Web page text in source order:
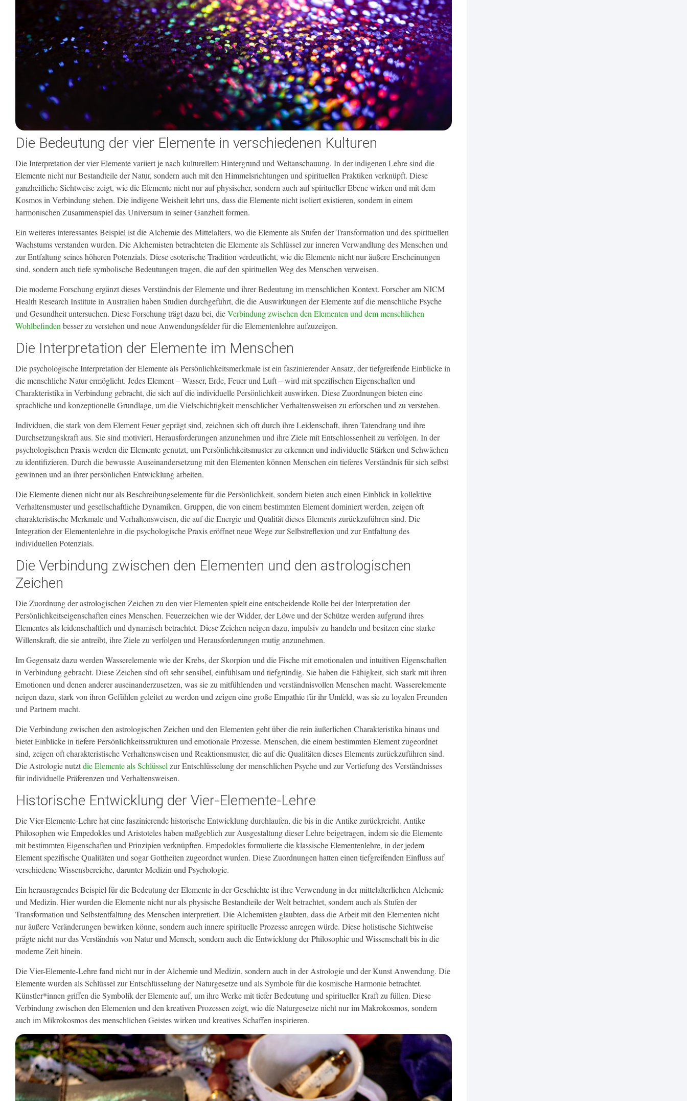
Die Bedeutung der vier Elemente in verschiedenen Kulturen
Die Interpretation der vier Elemente variiert je nach kulturellem Hintergrund und Weltanschauung. In der indigenen Lehre sind die
Elemente nicht nur Bestandteile der Natur, sondern auch mit den Himmelsrichtungen und spirituellen Praktiken verknüpft. Diese
ganzheitliche Sichtweise zeigt, wie die Elemente nicht nur auf physischer, sondern auch auf spiritueller Ebene wirken und mit dem
Kosmos in Verbindung stehen. Die indigene Weisheit lehrt uns, dass die Elemente nicht isoliert existieren, sondern in einem
harmonischen Zusammenspiel das Universum in seiner Ganzheit formen.
Ein weiteres interessantes Beispiel ist die Alchemie des Mittelalters, wo die Elemente als Stufen der Transformation und des spirituellen
Wachstums verstanden wurden. Die Alchemisten betrachteten die Elemente als Schlüssel zur inneren Verwandlung des Menschen und
zur Entfaltung seines höheren Potenzials. Diese esoterische Tradition verdeutlicht, wie die Elemente nicht nur äußere Erscheinungen
sind, sondern auch tiefe symbolische Bedeutungen tragen, die auf den spirituellen Weg des Menschen verweisen.
Die moderne Forschung ergänzt dieses Verständnis der Elemente und ihrer Bedeutung im menschlichen Kontext. Forscher am NICM
Health Research Institute in Australien haben Studien durchgeführt, die die Auswirkungen der Elemente auf die menschliche Psyche
und Gesundheit untersuchen. Diese Forschung trägt dazu bei, dieVerbindung zwischen den Elementen und dem menschlichen
Wohlbefindenbesser zu verstehen und neue Anwendungsfelder für die Elementenlehre aufzuzeigen.
Die Interpretation der Elemente im Menschen
Die psychologische Interpretation der Elemente als Persönlichkeitsmerkmale ist ein faszinierender Ansatz, der tiefgreifende Einblicke in
die menschliche Natur ermöglicht. Jedes Element – Wasser, Erde, Feuer und Luft – wird mit spezifischen Eigenschaften und
Charakteristika in Verbindung gebracht, die sich auf die individuelle Persönlichkeit auswirken. Diese Zuordnungen bieten eine
sprachliche und konzeptionelle Grundlage, um die Vielschichtigkeit menschlicher Verhaltensweisen zu erforschen und zu verstehen.
Individuen, die stark von dem Element Feuer geprägt sind, zeichnen sich oft durch ihre Leidenschaft, ihren Tatendrang und ihre
Durchsetzungskraft aus. Sie sind motiviert, Herausforderungen anzunehmen und ihre Ziele mit Entschlossenheit zu verfolgen. In der
psychologischen Praxis werden die Elemente genutzt, um Persönlichkeitsmuster zu erkennen und individuelle Stärken und Schwächen
zu identifizieren. Durch die bewusste Auseinandersetzung mit den Elementen können Menschen ein tieferes Verständnis für sich selbst
gewinnen und an ihrer persönlichen Entwicklung arbeiten.
Die Elemente dienen nicht nur als Beschreibungselemente für die Persönlichkeit, sondern bieten auch einen Einblick in kollektive
Verhaltensmuster und gesellschaftliche Dynamiken. Gruppen, die von einem bestimmten Element dominiert werden, zeigen oft
charakteristische Merkmale und Verhaltensweisen, die auf die Energie und Qualität dieses Elements zurückzuführen sind. Die
Integration der Elementenlehre in die psychologische Praxis eröffnet neue Wege zur Selbstreflexion und zur Entfaltung des
individuellen Potenzials.
Die Verbindung zwischen den Elementen und den astrologischen
Zeichen
Die Zuordnung der astrologischen Zeichen zu den vier Elementen spielt eine entscheidende Rolle bei der Interpretation der
Persönlichkeitseigenschaften eines Menschen. Feuerzeichen wie der Widder, der Löwe und der Schütze werden aufgrund ihres
Elementes als leidenschaftlich und dynamisch betrachtet. Diese Zeichen neigen dazu, impulsiv zu handeln und besitzen eine starke
Willenskraft, die sie antreibt, ihre Ziele zu verfolgen und Herausforderungen mutig anzunehmen.
Im Gegensatz dazu werden Wasserelemente wie der Krebs, der Skorpion und die Fische mit emotionalen und intuitiven Eigenschaften
in Verbindung gebracht. Diese Zeichen sind oft sehr sensibel, einfühlsam und tiefgründig. Sie haben die Fähigkeit, sich stark mit ihren
Emotionen und denen anderer auseinanderzusetzen, was sie zu mitfühlenden und verständnisvollen Menschen macht. Wasserelemente
neigen dazu, stark von ihren Gefühlen geleitet zu werden und zeigen eine große Empathie für ihr Umfeld, was sie zu loyalen Freunden
und Partnern macht.
Die Verbindung zwischen den astrologischen Zeichen und den Elementen geht über die rein äußerlichen Charakteristika hinaus und
bietet Einblicke in tiefere Persönlichkeitsstrukturen und emotionale Prozesse. Menschen, die einem bestimmten Element zugeordnet
sind, zeigen oft charakteristische Verhaltensweisen und Reaktionsmuster, die auf die Qualitäten dieses Elements zurückzuführen sind.
Die Astrologie nutztdie Elemente als Schlüsselzur Entschlüsselung der menschlichen Psyche und zur Vertiefung des Verständnisses
für individuelle Präferenzen und Verhaltensweisen.
Historische Entwicklung der Vier-Elemente-Lehre
Die Vier-Elemente-Lehre hat eine faszinierende historische Entwicklung durchlaufen, die bis in die Antike zurückreicht. Antike
Philosophen wie Empedokles und Aristoteles haben maßgeblich zur Ausgestaltung dieser Lehre beigetragen, indem sie die Elemente
mit bestimmten Eigenschaften und Prinzipien verknüpften. Empedokles formulierte die klassische Elementenlehre, in der jedem
Element spezifische Qualitäten und sogar Gottheiten zugeordnet wurden. Diese Zuordnungen hatten einen tiefgreifenden Einfluss auf
verschiedene Wissensbereiche, darunter Medizin und Psychologie.
Ein herausragendes Beispiel für die Bedeutung der Elemente in der Geschichte ist ihre Verwendung in der mittelalterlichen Alchemie
und Medizin. Hier wurden die Elemente nicht nur als physische Bestandteile der Welt betrachtet, sondern auch als Stufen der
Transformation und Selbstentfaltung des Menschen interpretiert. Die Alchemisten glaubten, dass die Arbeit mit den Elementen nicht
nur äußere Veränderungen bewirken könne, sondern auch innere spirituelle Prozesse anregen würde. Diese holistische Sichtweise
prägte nicht nur das Verständnis von Natur und Mensch, sondern auch die Entwicklung der Philosophie und Wissenschaft bis in die
moderne Zeit hinein.
Die Vier-Elemente-Lehre fand nicht nur in der Alchemie und Medizin, sondern auch in der Astrologie und der Kunst Anwendung. Die
Elemente wurden als Schlüssel zur Entschlüsselung der Naturgesetze und als Symbole für die kosmische Harmonie betrachtet.
Künstler*innen griffen die Symbolik der Elemente auf, um ihre Werke mit tiefer Bedeutung und spiritueller Kraft zu füllen. Diese
Verbindung zwischen den Elementen und den kreativen Prozessen zeigt, wie die Naturgesetze nicht nur im Makrokosmos, sondern
auch im Mikrokosmos des menschlichen Geistes wirken und kreatives Schaffen inspirieren.